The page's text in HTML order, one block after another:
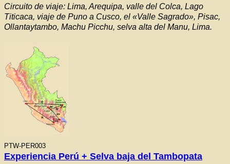
Circuito de viaje: Lima, Arequipa, valle del Colca, Lago
Titicaca, viaje de Puno a Cusco, el «Valle Sagrado», Pisac,
Ollantaytambo, Machu Picchu, selva alta del Manu, Lima.
PTW-PER003
Experiencia Perú + Selva baja del Tambopata